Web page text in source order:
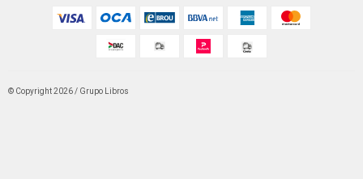
© Copyright 2026 / Grupo Libros